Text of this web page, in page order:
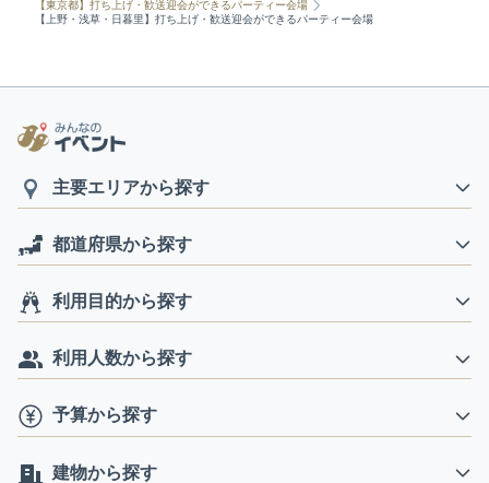
【東京都】打ち上げ・歓送迎会ができるパーティー会場
【上野・浅草・日暮里】打ち上げ・歓送迎会ができるパーティー会場
主要エリアから探す
都道府県から探す
利用目的から探す
利用人数から探す
予算から探す
建物から探す